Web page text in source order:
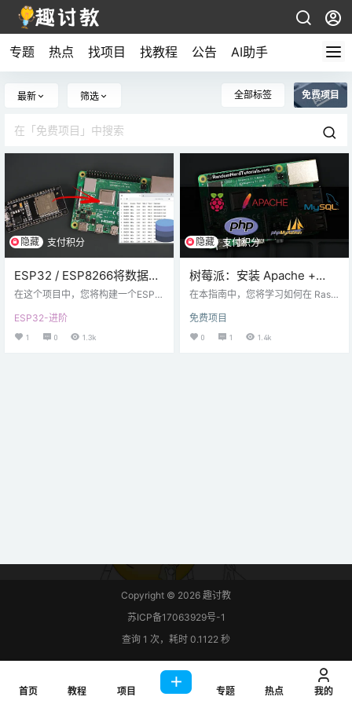
专题 热点 找项目 找教程 公告 AI助手
最新 筛选 全部标签 免费项目
隐藏 支付积分
ESP32 / ESP8266将数据发
布到Raspberry Pi LAMP
在这个项目中，您将构建一个ESP3
MP服务器（Linux，Apache，MyS
QL，PHP）发出HTTP POST请
求。 树莓派 Pi具有一个PHP脚本，
ESP32-进阶
1 0 1.3k
隐藏 支付积分
树莓派：安装 Apache +
MySQL + PHP（LAMP 服务
在本指南中，您将学习如何在 Rasp
A pache、M ySQL、P HP）服务
器。LAMP是一个用于 Web 开发的
软件包。Raspberry Pi 将安装 Rasp
免费项目
0 1 1.4k
Copyright © 2026 趣讨教
苏ICP备17063929号-1
查询 1 次，耗时 0.1122 秒
首页 教程 项目 专题 热点 我的